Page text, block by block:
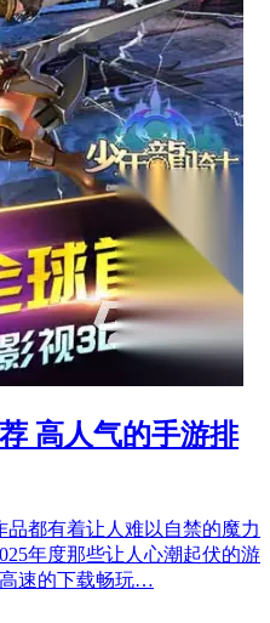
高人气的手游排
品都有着让人难以自禁的魔力
年度那些让人心潮起伏的游
速的下载畅玩…